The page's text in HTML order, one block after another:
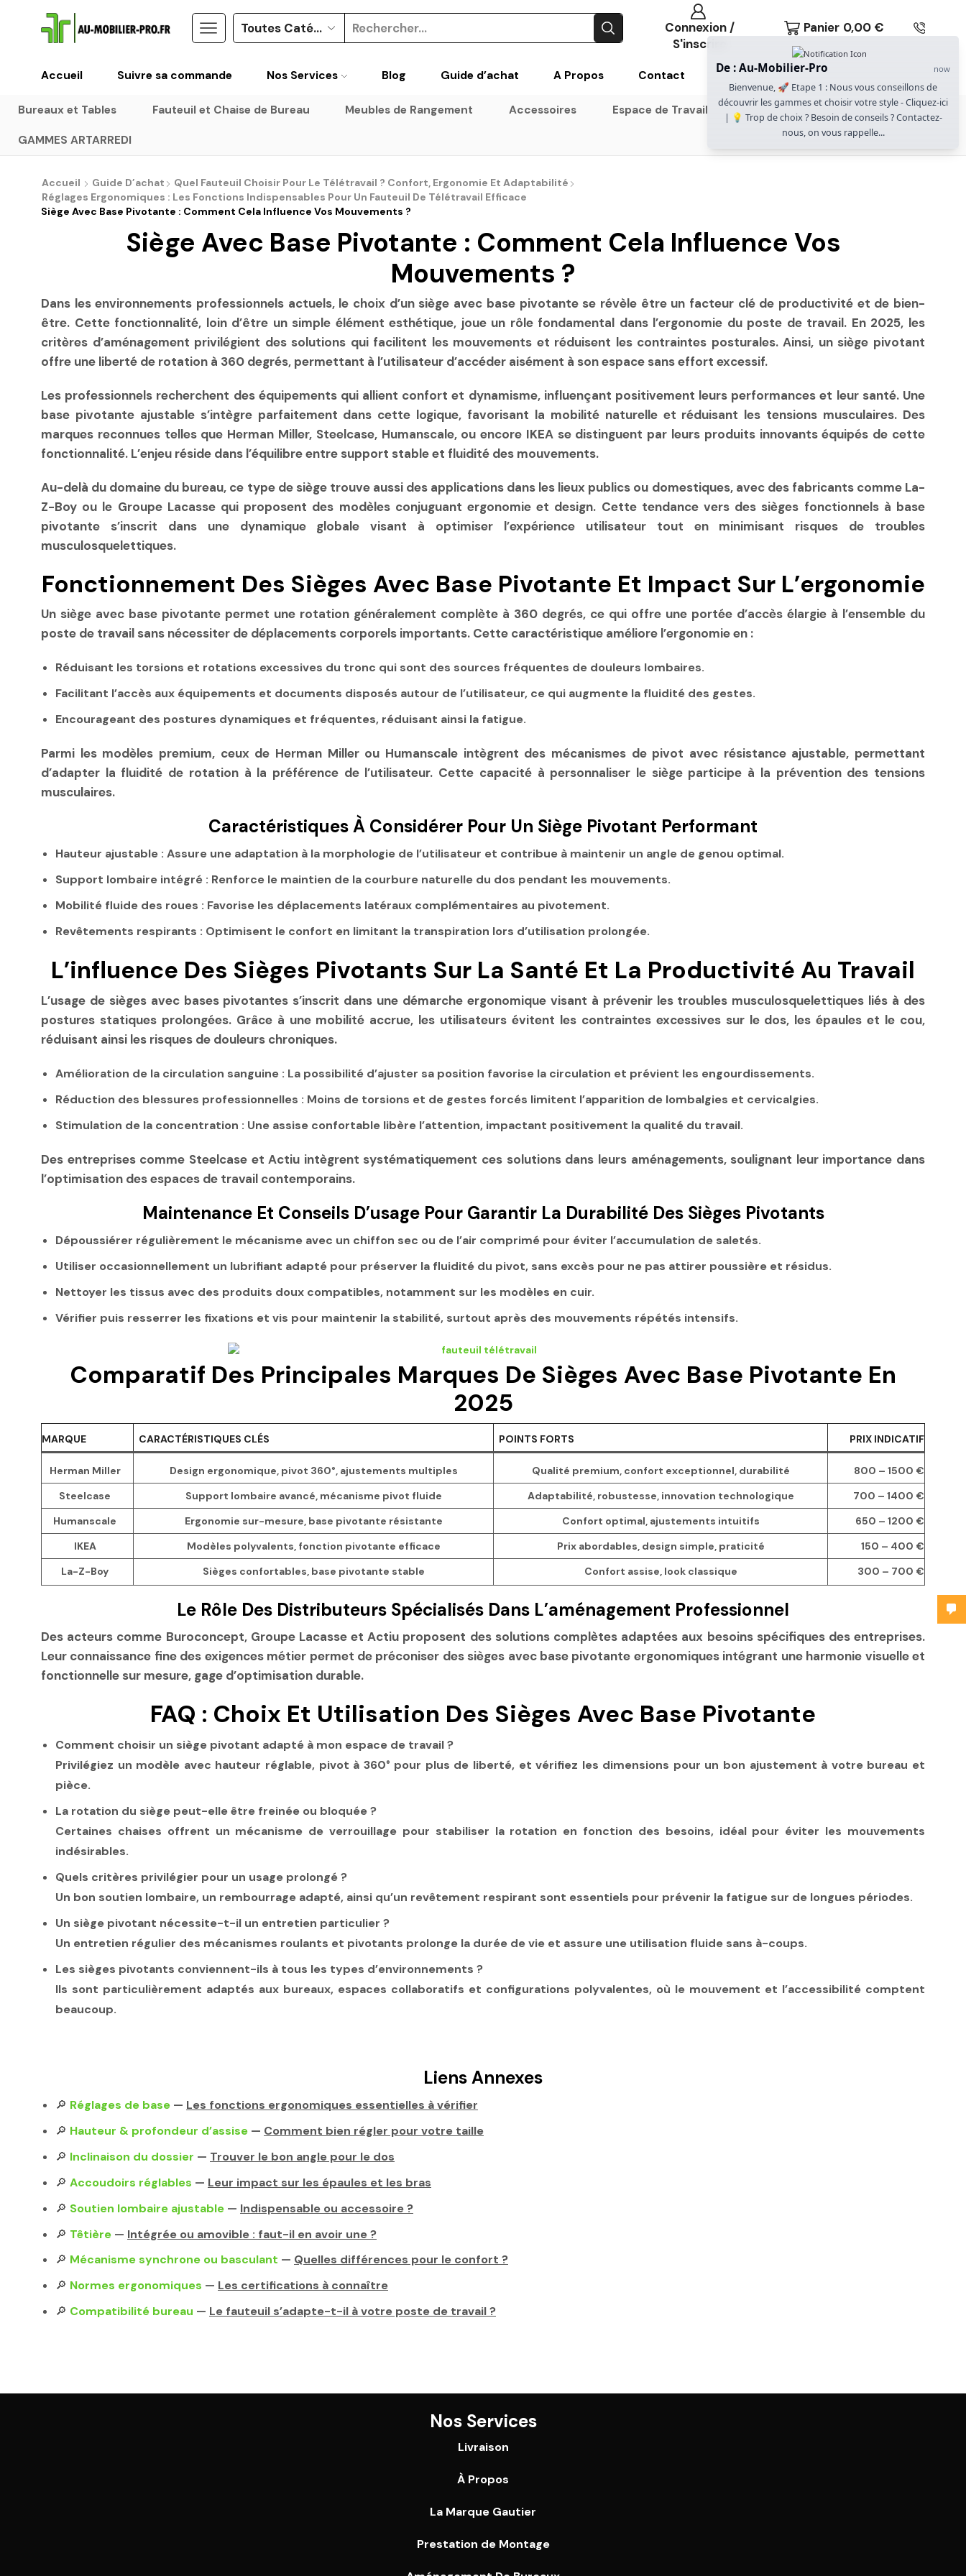
Connexion /
S'inscrire
Panier 0,00 €
Accueil Suivre sa commande Nos Services Blog Guide d’achat A Propos Contact
Bureaux et Tables Fauteuil et Chaise de Bureau Meubles de Rangement Accessoires Espace de Travail Gammes Gautier Office
GAMMES ARTARREDI
Accueil Guide D’achat
Quel Fauteuil Choisir Pour Le Télétravail ? Confort, Ergonomie Et Adaptabilité
Réglages Ergonomiques : Les Fonctions Indispensables Pour Un Fauteuil De Télétravail Efficace
Siège Avec Base Pivotante : Comment Cela Influence Vos Mouvements ?
Siège Avec Base Pivotante : Comment Cela Influence Vos
Mouvements ?
Dans les environnements professionnels actuels, le choix d’un siège avec base pivotante se révèle être un facteur clé de productivité et de bien-
être. Cette fonctionnalité, loin d’être un simple élément esthétique, joue un rôle fondamental dans l’ergonomie du poste de travail. En 2025, les
critères d’aménagement privilégient des solutions qui facilitent les mouvements et réduisent les contraintes posturales. Ainsi, un siège pivotant
offre une liberté de rotation à 360 degrés, permettant à l’utilisateur d’accéder aisément à son espace sans effort excessif.
Les professionnels recherchent des équipements qui allient confort et dynamisme, influençant positivement leurs performances et leur santé. Une
base pivotante ajustable s’intègre parfaitement dans cette logique, favorisant la mobilité naturelle et réduisant les tensions musculaires. Des
marques reconnues telles que Herman Miller, Steelcase, Humanscale, ou encore IKEA se distinguent par leurs produits innovants équipés de cette
fonctionnalité. L’enjeu réside dans l’équilibre entre support stable et fluidité des mouvements.
Au-delà du domaine du bureau, ce type de siège trouve aussi des applications dans les lieux publics ou domestiques, avec des fabricants comme La-
Z-Boy ou le Groupe Lacasse qui proposent des modèles conjuguant ergonomie et design. Cette tendance vers des sièges fonctionnels à base
pivotante s’inscrit dans une dynamique globale visant à optimiser l’expérience utilisateur tout en minimisant risques de troubles
musculosquelettiques.
Fonctionnement Des Sièges Avec Base Pivotante Et Impact Sur L’ergonomie
Un siège avec base pivotante permet une rotation généralement complète à 360 degrés, ce qui offre une portée d’accès élargie à l’ensemble du
poste de travail sans nécessiter de déplacements corporels importants. Cette caractéristique améliore l’ergonomie en :
Réduisant les torsions et rotations excessives du tronc qui sont des sources fréquentes de douleurs lombaires.
Facilitant l’accès aux équipements et documents disposés autour de l’utilisateur, ce qui augmente la fluidité des gestes.
Encourageant des postures dynamiques et fréquentes, réduisant ainsi la fatigue.
Parmi les modèles premium, ceux de Herman Miller ou Humanscale intègrent des mécanismes de pivot avec résistance ajustable, permettant
d’adapter la fluidité de rotation à la préférence de l’utilisateur. Cette capacité à personnaliser le siège participe à la prévention des tensions
musculaires.
Caractéristiques À Considérer Pour Un Siège Pivotant Performant
Hauteur ajustable : Assure une adaptation à la morphologie de l’utilisateur et contribue à maintenir un angle de genou optimal.
Support lombaire intégré : Renforce le maintien de la courbure naturelle du dos pendant les mouvements.
Mobilité fluide des roues : Favorise les déplacements latéraux complémentaires au pivotement.
Revêtements respirants : Optimisent le confort en limitant la transpiration lors d’utilisation prolongée.
L’influence Des Sièges Pivotants Sur La Santé Et La Productivité Au Travail
L’usage de sièges avec bases pivotantes s’inscrit dans une démarche ergonomique visant à prévenir les troubles musculosquelettiques liés à des
postures statiques prolongées. Grâce à une mobilité accrue, les utilisateurs évitent les contraintes excessives sur le dos, les épaules et le cou,
réduisant ainsi les risques de douleurs chroniques.
Amélioration de la circulation sanguine : La possibilité d’ajuster sa position favorise la circulation et prévient les engourdissements.
Réduction des blessures professionnelles : Moins de torsions et de gestes forcés limitent l’apparition de lombalgies et cervicalgies.
Stimulation de la concentration : Une assise confortable libère l’attention, impactant positivement la qualité du travail.
Des entreprises comme Steelcase et Actiu intègrent systématiquement ces solutions dans leurs aménagements, soulignant leur importance dans
l’optimisation des espaces de travail contemporains.
Maintenance Et Conseils D’usage Pour Garantir La Durabilité Des Sièges Pivotants
Dépoussiérer régulièrement le mécanisme avec un chiffon sec ou de l’air comprimé pour éviter l’accumulation de saletés.
Utiliser occasionnellement un lubrifiant adapté pour préserver la fluidité du pivot, sans excès pour ne pas attirer poussière et résidus.
Nettoyer les tissus avec des produits doux compatibles, notamment sur les modèles en cuir.
Vérifier puis resserrer les fixations et vis pour maintenir la stabilité, surtout après des mouvements répétés intensifs.
Comparatif Des Principales Marques De Sièges Avec Base Pivotante En
2025
MARQUE CARACTÉRISTIQUES CLÉS POINTS FORTS PRIX INDICATIF
Herman Miller Design ergonomique, pivot 360°, ajustements multiples Qualité premium, confort exceptionnel, durabilité
800 – 1500 €
Steelcase
Support lombaire avancé, mécanisme pivot fluide Adaptabilité, robustesse, innovation technologique
700 – 1400 €
Humanscale
Ergonomie sur-mesure, base pivotante résistante Confort optimal, ajustements intuitifs
650 – 1200 €
IKEA
Modèles polyvalents, fonction pivotante efficace Prix abordables, design simple, praticité
150 – 400 €
La-Z-Boy
Sièges confortables, base pivotante stable Confort assise, look classique 300 – 700 €
Le Rôle Des Distributeurs Spécialisés Dans L’aménagement Professionnel
Des acteurs comme Buroconcept, Groupe LacasseetActiu proposent des solutions complètes adaptées aux besoins spécifiques des entreprises.
Leur connaissance fine des exigences métier permet de préconiser des sièges avec base pivotante ergonomiques intégrant une harmonie visuelle et
fonctionnelle sur mesure, gage d’optimisation durable.
FAQ : Choix Et Utilisation Des Sièges Avec Base Pivotante
Comment choisir un siège pivotant adapté à mon espace de travail ?
Privilégiez un modèle avec hauteur réglable, pivot à 360° pour plus de liberté, et vérifiez les dimensions pour un bon ajustement à votre bureau et
pièce.
La rotation du siège peut-elle être freinée ou bloquée ?
Certaines chaises offrent un mécanisme de verrouillage pour stabiliser la rotation en fonction des besoins, idéal pour éviter les mouvements
indésirables.
Quels critères privilégier pour un usage prolongé ?
Un bon soutien lombaire, un rembourrage adapté, ainsi qu’un revêtement respirant sont essentiels pour prévenir la fatigue sur de longues périodes.
Un siège pivotant nécessite-t-il un entretien particulier ?
Un entretien régulier des mécanismes roulants et pivotants prolonge la durée de vie et assure une utilisation fluide sans à-coups.
Les sièges pivotants conviennent-ils à tous les types d’environnements ?
Ils sont particulièrement adaptés aux bureaux, espaces collaboratifs et configurations polyvalentes, où le mouvement et l’accessibilité comptent
beaucoup.
Liens Annexes
🔎 Réglages de base — Les fonctions ergonomiques essentielles à vérifier
🔎 Hauteur & profondeur d’assise — Comment bien régler pour votre taille
🔎 Inclinaison du dossier — Trouver le bon angle pour le dos
🔎 Accoudoirs réglables — Leur impact sur les épaules et les bras
🔎 Soutien lombaire ajustable — Indispensable ou accessoire ?
🔎 Têtière — Intégrée ou amovible : faut-il en avoir une ?
🔎 Mécanisme synchrone ou basculant — Quelles différences pour le confort ?
🔎 Normes ergonomiques — Les certifications à connaître
🔎 Compatibilité bureau — Le fauteuil s’adapte-t-il à votre poste de travail ?
Nos Services
Livraison
À Propos
La Marque Gautier
Prestation de Montage
De : Au-Mobilier-Pro now
Bienvenue, 🚀 Etape 1 : Nous vous conseillons de
découvrir les gammes et choisir votre style - Cliquez-ici
| 💡 Trop de choix ? Besoin de conseils ? Contactez-
nous, on vous rappelle...